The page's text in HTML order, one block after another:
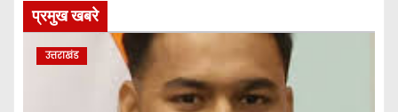
प्रमुख खबरे
उत्तराखंड